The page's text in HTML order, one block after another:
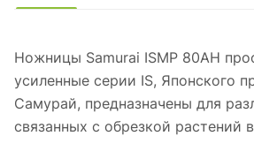
Ножницы Samurai ISMP 80AH
усиленные серии IS, Японского
Самурай, предназначены для
связанных с обрезкой растений